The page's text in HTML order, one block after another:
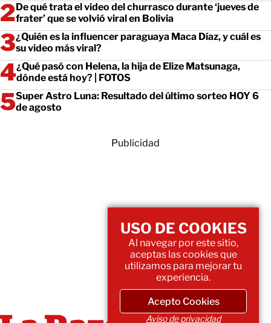
De qué trata el video del churrasco durante ‘jueves de
frater’ que se volvió viral en Bolivia
¿Quién es la influencer paraguaya Maca Díaz, y cuál es
su video más viral?
¿Qué pasó con Helena, la hija de Elize Matsunaga,
dónde está hoy? | FOTOS
Super Astro Luna: Resultado del último sorteo HOY 6
de agosto
Publicidad
USO DE COOKIES
Al navegar por este sitio,
aceptas las cookies que
utilizamos para mejorar tu
experiencia.
Acepto Cookies
Aviso de privacidad